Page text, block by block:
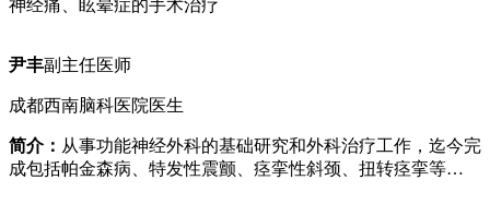
神经痛、眩晕症的手术治疗
尹丰副主任医师
成都西南脑科医院医生
简介： 从事功能神经外科的基础研究和外科治疗工作，迄今完
成包括帕金森病、特发性震颤、痉挛性斜颈、扭转痉挛等…